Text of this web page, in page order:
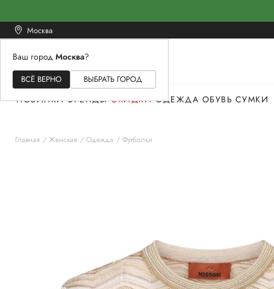
Москва
Ваш город Москва?
ВСЁ ВЕРНО ВЫБРАТЬ ГОРОД
ЖЕНСКОЕМУЖСКОЕ
НОВИНКИ БРЕНДЫ СКИДКИ ОДЕЖДА ОБУВЬ СУМКИ
Главная Женская Одежда Футболки